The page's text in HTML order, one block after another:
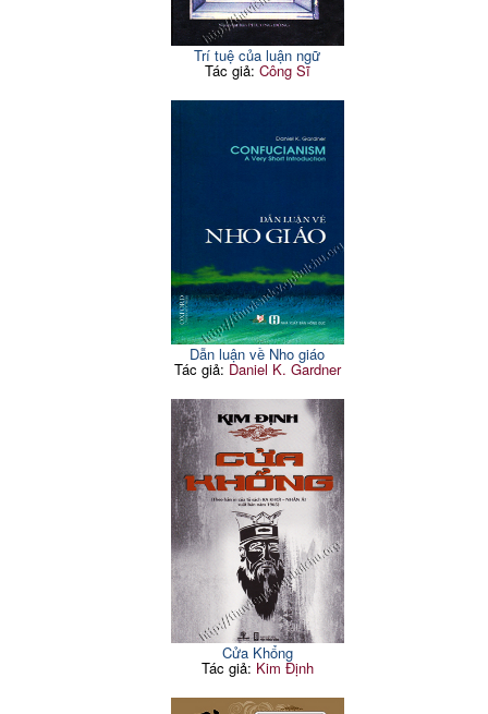
Trí tuệ của luận ngữ
Tác giả: Công Sĩ
Dẫn luận về Nho giáo
Tác giả: Daniel K. Gardner
Cửa Khổng
Tác giả: Kim Định